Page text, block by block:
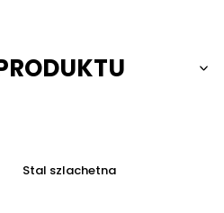
Stal szlachetna